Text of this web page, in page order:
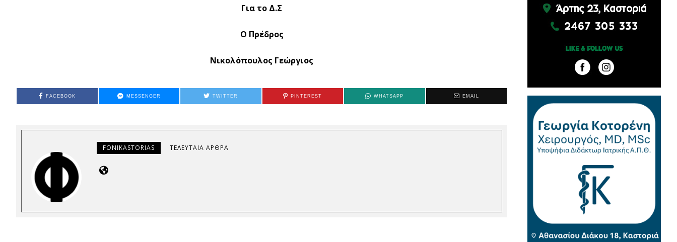
Για το Δ.Σ
Ο Πρέδρος
Νικολόπουλος Γεώργιος
FACEBOOK MESSENGER TWITTER PINTEREST WHATSAPP EMAIL
FONIKASTORIAS ΤΕΛΕΥΤΑΊΑ ΆΡΘΡΑ